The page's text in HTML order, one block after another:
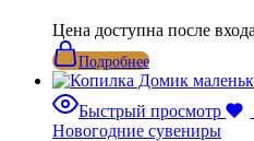
Цена доступна после входа
Подробнее
Быстрый просмотр
Новогодние сувениры